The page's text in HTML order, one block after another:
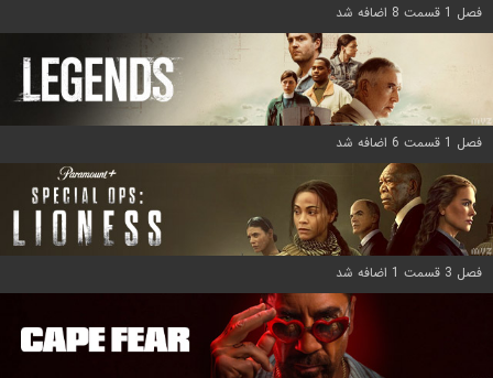
فصل 1 قسمت 8 اضافه شد
فصل 1 قسمت 6 اضافه شد
فصل 3 قسمت 1 اضافه شد